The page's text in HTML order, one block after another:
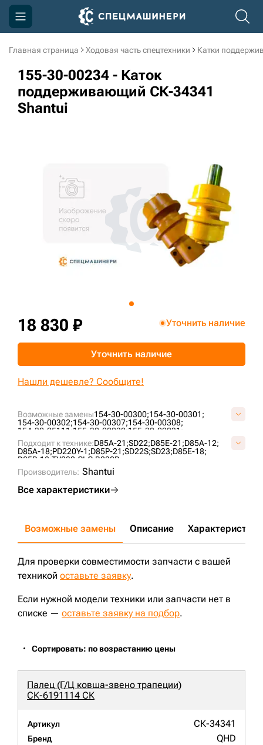
Главная страница Ходовая часть спецтехники Катки
155-30-00234 - Каток
поддерживающий СК-34341
Shantui
Возможные замены154-30-00300;154-30-00301;
154-30-00302;154-30-00307;154-30-00308;
154-30-25111;155-30-00230;155-30-00231;
155-30-00232;
155-30-00233; 155-30-00233-SS;
155-30-00234;155-30-00234-6;155-30-00235;
155-30-00290;158-40-A0000P050-01;2-1862;
Подходит к технике:D85A-21;SD22;D85E-21;D85A-12;
D85A-18;PD220Y-1;D85P-21;SD22S;SD23;D85E-18;
D85P-18;TY230;CLG B230R;
Производитель: Shantui
Все характеристики
18 830 ₽ Уточнить наличие
Уточнить наличие
Нашли дешевле? Сообщите!
Возможные замены Описание Характеристики
Для проверки совместимости запчасти с вашей
техникой оставьте заявку.
Если нужной модели техники или запчасти нет в
списке — оставьте заявку на подбор.
Сортировать: по возрастанию цены
Палец (Г/Ц ковша-звено трапеции)
СК-6191114 СК
Артикул СК-34341
Бренд QHD
Компания
Акции
Доставка и оплата
3D тур по производству